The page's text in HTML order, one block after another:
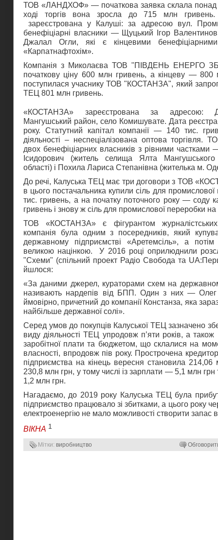
ТОВ «ЛАНДХОФ» — початкова заявка склала понад
ході торгів вона зросла до 715 млн
зареєстрована у Калуші: за адресою вул.
бенефіціарні власники — Щуцький Ігор
Джалал Огли, які є кінцевими
«Карпатнафтохім».
Компанія з Миколаєва ТОВ "ПІВДЕНЬ ЕНЕРГО
початкову ціну 600 млн гривень, а кінцеву — 800
поступилася учаснику ТОВ "КОСТАНЗА", який
ТЕЦ 801 млн гривень.
«КОСТАНЗА» зареєстрована за адресою:
Мангушський район, село Комишувате. Дата
року. Статутний капітал компанії — 140 тис.
діяльності – неспеціалізована оптова торгівля.
двох бенефіціарних власників з рівними
Ісидорович (житель селища Ялта
області) і Похила Лариса Степанівна (жителька м.
До речі, Калуська ТЕЦ має три договори з ТОВ
в цього постачальника купили сіль для
тис. гривень, а на початку поточного року — соду
гривень і знову ж сіль для промислової переробки
ТОВ «КОСТАНЗА» є фігурантом
компанія була одним з посередників, який
державному підприємстві «Аретемсіль», а
великою націнкою. У 2016 році оприлюднили
"Схеми" (спільний проект Радіо Свобода та
йшлося:
«За даними джерел, кураторами схем на
називають нардепів від БПП. Один з них —
ймовірно, причетний до компанії Констанза, яка
найбільше державної солі».
Серед умов до покупців Калуської ТЕЦ зазначено
виду діяльності ТЕЦ упродовж п’яти років, а також
заробітної плати та бюджетом, що склалися на
власності, впродовж пів року. Прострочена
підприємства на кінець вересня становила
230,8 млн грн, у тому числі із зарплати — 5,1 млн грн
1,2 млн грн.
Нагадаємо, до 2019 року Калуська ТЕЦ була
підприємство працювало зі збитками, а цього року
електроенергію не мало можливості створити запас
ВІКНА 1
Мітки: виробництво